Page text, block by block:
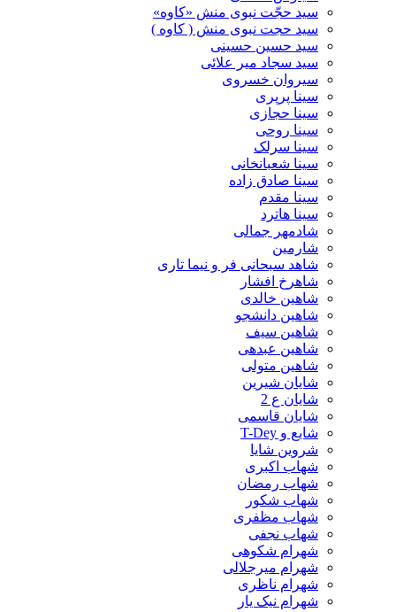
سید حجّت نبوی منش «کاوه»
سید حجت نبوی منش ( کاوه )
سید حسین حسینى
سید سجاد میر علائی
سیروان خسروی
سینا پرپری
سینا حجازی
سینا روحی
سینا سرلک
سینا شعبانخانی
سینا صادق زاده
سینا مقدم
سینا هاترد
شادمهر جمالی
شارمین
شاهد سبحانی فر و نیما تاری
شاهرخ افشار
شاهین خالدی
شاهین دانشجو
شاهین سیف
شاهین عبدهی
شاهین متولی
شایان شیرین
شایان ع 2
شایان قاسمی
شایع و T-Dey
شروین شایا
شهاب اکبری
شهاب رمضان
شهاب شکور
شهاب مظفری
شهاب نجفی
شهرام شکوهی
شهرام میرجلالی
شهرام ناظری
شهرام نیک یار